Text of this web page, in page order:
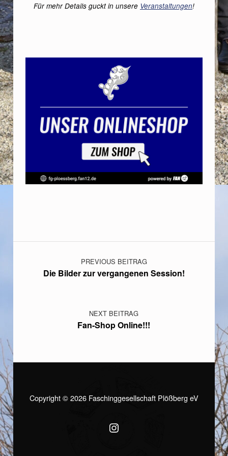
Für mehr Details guckt in unsere Veranstaltungen!
Beitragsnavigation
PREVIOUS BEITRAG
Die Bilder zur vergangenen Session!
NEXT BEITRAG
Fan-Shop Online!!!
Copyright © 2026 Faschinggesellschaft Plößberg eV
(Opens in a new window)